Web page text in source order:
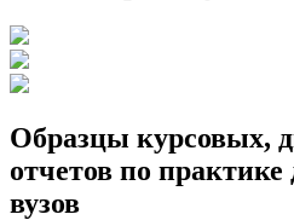
Образцы курсовых,
отчетов по
вузов